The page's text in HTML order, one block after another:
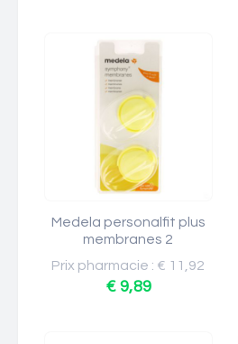
Medela personalfit plus
membranes 2
Prix pharmacie : € 11,92
€ 9,89